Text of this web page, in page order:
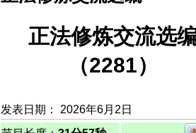
正法修炼交流选
（2281）
发表日期： 2026年6月2日